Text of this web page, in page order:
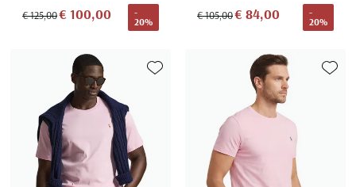
€ 125,00€ 100,00
-
20%
€ 105,00€ 84,00
-
20%
Toevoegen aan favorieten